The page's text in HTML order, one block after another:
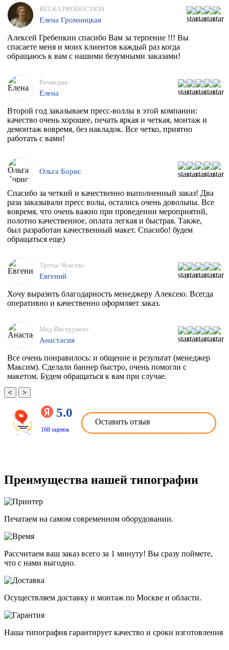
BELKA PRODUCTION
Елена Громницкая
Алексей Гребенкин спасибо Вам за терпение !!! Вы
спасаете меня и моих клиентов каждый раз когда
обращаюсь к вам с нашими безумными заказами!
Ричмедиа
Елена
Второй год заказываем пресс-воллы в этой компании:
качество очень хорошее, печать яркая и четкая, монтаж и
демонтаж вовремя, без накладок. Все четко, приятно
работать с вами!
Ольга Борис
Спасибо за четкий и качественно выполненный заказ! Два
раза заказывали пресс волы, остались очень довольны. Все
вовремя, что очень важно при проведении мероприятий,
полотно качественное, оплата легкая и быстрая. Также,
был разработан качественный макет. Спасибо! будем
обращаться еще)
Третье Чувство
Евгений
Хочу выразить благодарность менеджеру Алексею. Всегда
оперативно и качественно оформляет заказ.
Мед Инструмент
Анастасия
Все очень понравилось: и общение и результат (менеджер
Максим). Сделали баннер быстро, очень помогли с
макетом. Будем обращаться к вам при случае.
< >
5.0
168 оценок
Оставить отзыв
Преимущества нашей типографии
Печатаем на самом современном оборудовании.
Рассчитаем ваш заказ всего за 1 минуту! Вы сразу поймете,
что с нами выгодно.
Осуществляем доставку и монтаж по Москве и области.
Наша типография гарантирует качество и сроки изготовления